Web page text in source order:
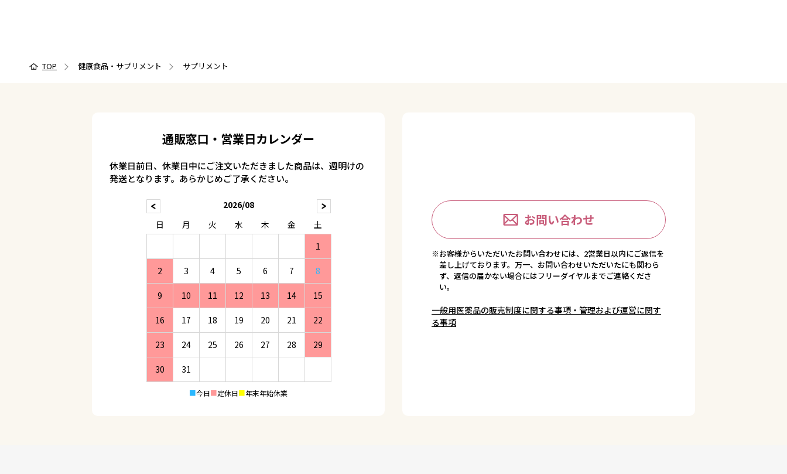
TOP 健康食品・サプリメント サプリメント
通販窓口・営業日カレンダー
休業日前日、休業日中にご注文いただきました商品は、週明けの
発送となります。あらかじめご了承ください。
2026/08
日
月 火 水 木 金
土
1
2 3 4 5 6 7 8
9 10 11 12 13 14 15
16 17 18 19 20 21 22
23 24 25 26 27 28 29
30 31
■今日■定休日■年末年始休業
お問い合わせ
※お客様からいただいたお問い合わせには、2営業日以内にご返信を
差し上げております。万一、お問い合わせいただいたにも関わら
ず、返信の届かない場合にはフリーダイヤルまでご連絡くださ
い。
一般用医薬品の販売制度に関する事項・管理および運営に関す
る事項